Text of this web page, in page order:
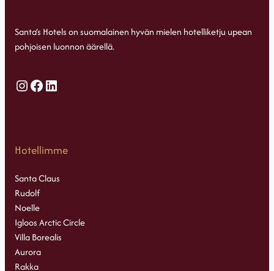
Santa’s Hotels on suomalainen hyvän mielen hotelliketju upean
pohjoisen luonnon äärellä.
Instagram
Facebook
LinkedIn
Hotellimme
Santa Claus
Rudolf
Noelle
Igloos Arctic Circle
Villa Borealis
Aurora
Rakka